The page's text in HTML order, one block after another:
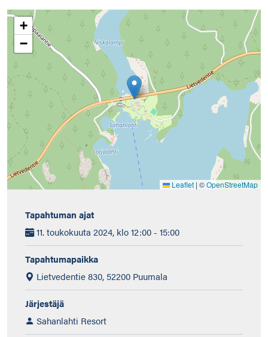
+
−
Leaflet | ©OpenStreetMap
Tapahtuman ajat
11. toukokuuta 2024, klo 12:00 - 15:00
Tapahtumapaikka
Lietvedentie 830, 52200 Puumala
Järjestäjä
Sahanlahti Resort